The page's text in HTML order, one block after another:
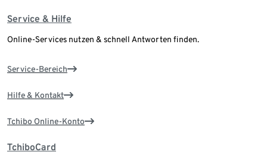
Service & Hilfe
Online-Services nutzen & schnell Antworten finden.
Service-Bereich
Hilfe & Kontakt
Tchibo Online-Konto
TchiboCard